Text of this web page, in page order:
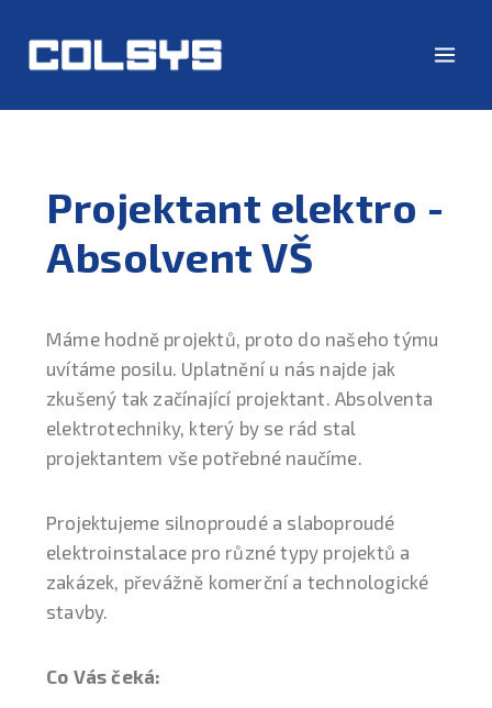
Projektant elektro -
Absolvent VŠ
Máme hodně projektů, proto do našeho týmu
uvítáme posilu. Uplatnění u nás najde jak
zkušený tak začínající projektant. Absolventa
elektrotechniky, který by se rád stal
projektantem vše potřebné naučíme.
Projektujeme silnoproudé a slaboproudé
elektroinstalace pro různé typy projektů a
zakázek, převážně komerční a technologické
stavby.
Co Vás čeká: